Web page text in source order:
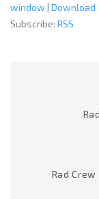
window | Download
Subscribe: RSS
Rad